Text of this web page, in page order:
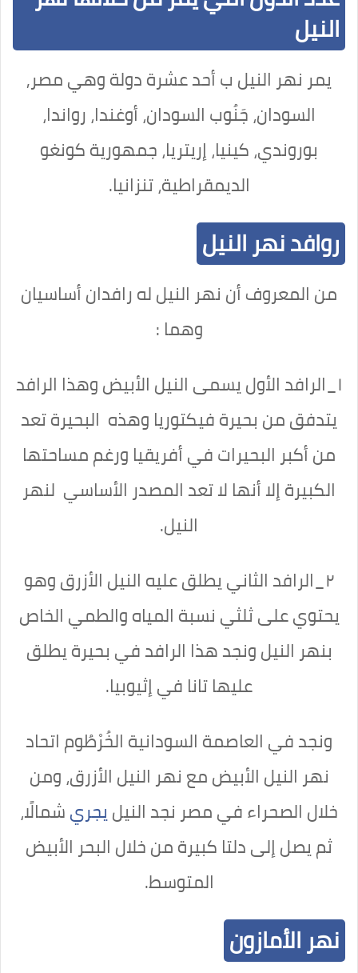
النيل
يمر نهر النيل ب أحد عشرة دولة وهي مصر,
السودان، جَنُوب السودان، أوغندا، رواندا،
بوروندي، كينيا، إريتريا، جمهورية كونغو
الديمقراطية، تنزانيا.
روافد نهر النيل
من المعروف أن نهر النيل له رافدان أساسيان
وهما :
١_الرافد الأول يسمى النيل الأبيض وهذا الرافد
يتدفق من بحيرة فيكتوريا وهذه البحيرة تعد
من أكبر البحيرات في أفريقيا ورغم مساحتها
الكبيرة إلا أنها لا تعد المصدر الأساسي لنهر
النيل.
٢_الرافد الثاني يطلق عليه النيل الأزرق وهو
يحتوي على ثلثي نسبة المياه والطمي الخاص
بنهر النيل ونجد هذا الرافد في بحيرة يطلق
عليها تانا في إثيوبيا.
ونجد في العاصمة السودانية الخُرْطُوم اتحاد
نهر النيل الأبيض مع نهر النيل الأزرق، ومن
خلال الصحراء في مصر نجد النيليجريشمالًا،
ثم يصل إلى دلتا كبيرة من خلال البحر الأبيض
المتوسط.
نهر الأمازون